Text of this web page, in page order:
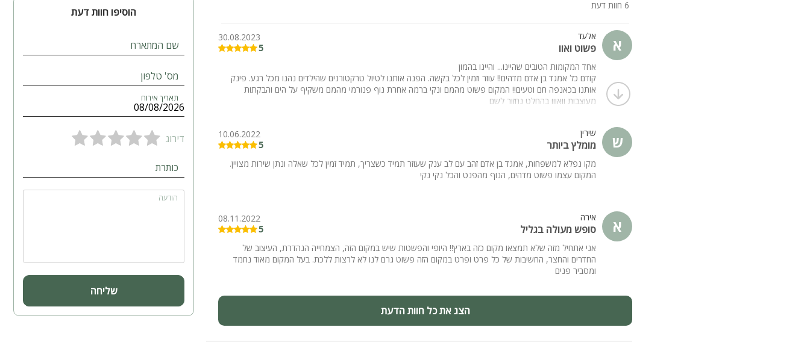
6 חוות דעת
א אלעד
פשוט ואוו
30.08.2023
5
אחד המקומות הטובים שהיינו... והיינו בהמון
קודם כל אמגד בן אדם מדהים!! עוזר וזמין לכל בקשה. הפנה אותנו לטיול טרקטורנים שהילדים נהנו מכל רגע. פינק
אותנו בכאנפה חם וטעים!! המקום פשוט מהמם ונקי ברמה אחרת נוף פנורמי מהמם משקיף על הים והבקתות
מעוצבות וואווו בהחלט נחזור לשם
ש שירין
מומלץ ביותר
10.06.2022
5
מקו נפלא למשפחות, אמגד בן אדם זהב עם לב ענק שעוזר תמיד כשצריך, תמיד זמין לכל שאלה ונתן שירות מצויין.
המקום עצמו פשוט מדהים, הנוף מהפנט והכל נקי נקי
א אירה
סופש מעולה בגליל
08.11.2022
5
אני אתחיל מזה שלא תמצאו מקום כזה בארץ!! היופי והפשטות שיש במקום הזה, הצמחייה הנהדרת, העיצוב של
החדרים והחצר, החשיבות של כל פרט ופרט במקום הזה פשוט גרם לנו לא לרצות ללכת. בעל המקום מאוד נחמד
ומסביר פנים
הצג את כל חוות הדעת
הוסיפו חוות דעת
שם המתארח
מס' טלפון
תאריך אירוח
דירוג
כותרת
הודעה
שליחה